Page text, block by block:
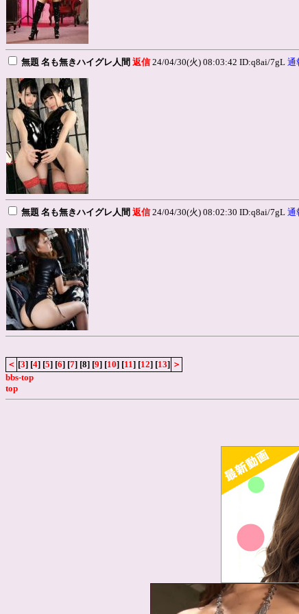
無題 名も無きハイグレ人間 返信 24/04/30(火) 08:03:42 ID:q8ai/7gL 通
無題 名も無きハイグレ人間 返信 24/04/30(火) 08:02:30 ID:q8ai/7gL 通
＜ [3] [4] [5] [6] [7] [8] [9] [10] [11] [12] [13] ＞
bbs-top
top